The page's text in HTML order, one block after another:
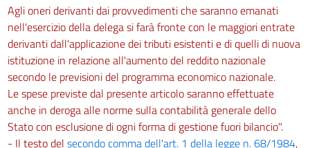
Agli oneri derivanti dai provvedimenti che saranno emanati
nell'esercizio della delega si farà fronte con le maggiori entrate
derivanti dall'applicazione dei tributi esistenti e di quelli di nuova
istituzione in relazione all'aumento del reddito nazionale
secondo le previsioni del programma economico nazionale.
Le spese previste dal presente articolo saranno effettuate
anche in deroga alle norme sulla contabilità generale dello
Stato con esclusione di ogni forma di gestione fuori bilancio".
- Il testo del secondo comma dell'art. 1 della legge n. 68/1984,